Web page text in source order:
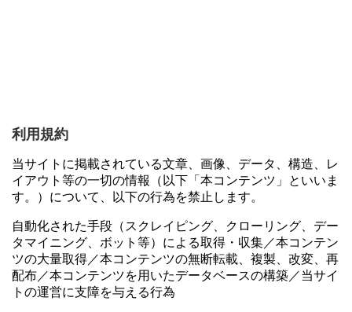
利用規約
当サイトに掲載されている文章、画像、データ、構造、レ
イアウト等の一切の情報（以下「本コンテンツ」といいま
す。）について、以下の行為を禁止します。
自動化された手段（スクレイピング、クローリング、デー
タマイニング、ボット等）による取得・収集／本コンテン
ツの大量取得／本コンテンツの無断転載、複製、改変、再
配布／本コンテンツを用いたデータベースの構築／当サイ
トの運営に支障を与える行為